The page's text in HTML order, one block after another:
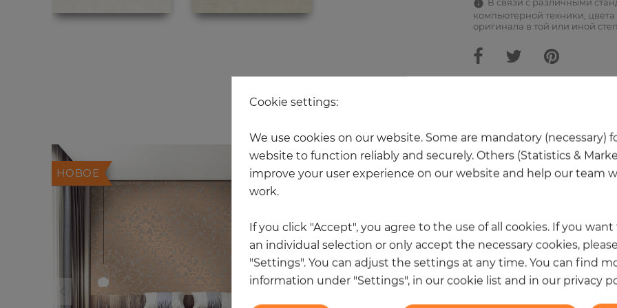
В связи с различными
компьютерной техники, цвета
оригинала в той или иной
Ещё 20 товаров из этой категории
НОВОЕ НОВОЕ
Cookie settings:
We use cookies on our website. Some are mandatory (necessary)
website to function reliably and securely. Others (Statistics &
improve your user experience on our website and help our team
work.
If you click "Accept", you agree to the use of all cookies. If you
an individual selection or only accept the necessary cookies,
"Settings". You can adjust the settings at any time. You can find
information under "Settings", in our cookie list and in our privacy